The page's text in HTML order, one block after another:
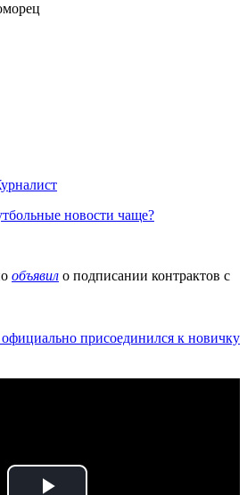
новости чаще?
объявил о подписании контрактов с
присоединился к новичку